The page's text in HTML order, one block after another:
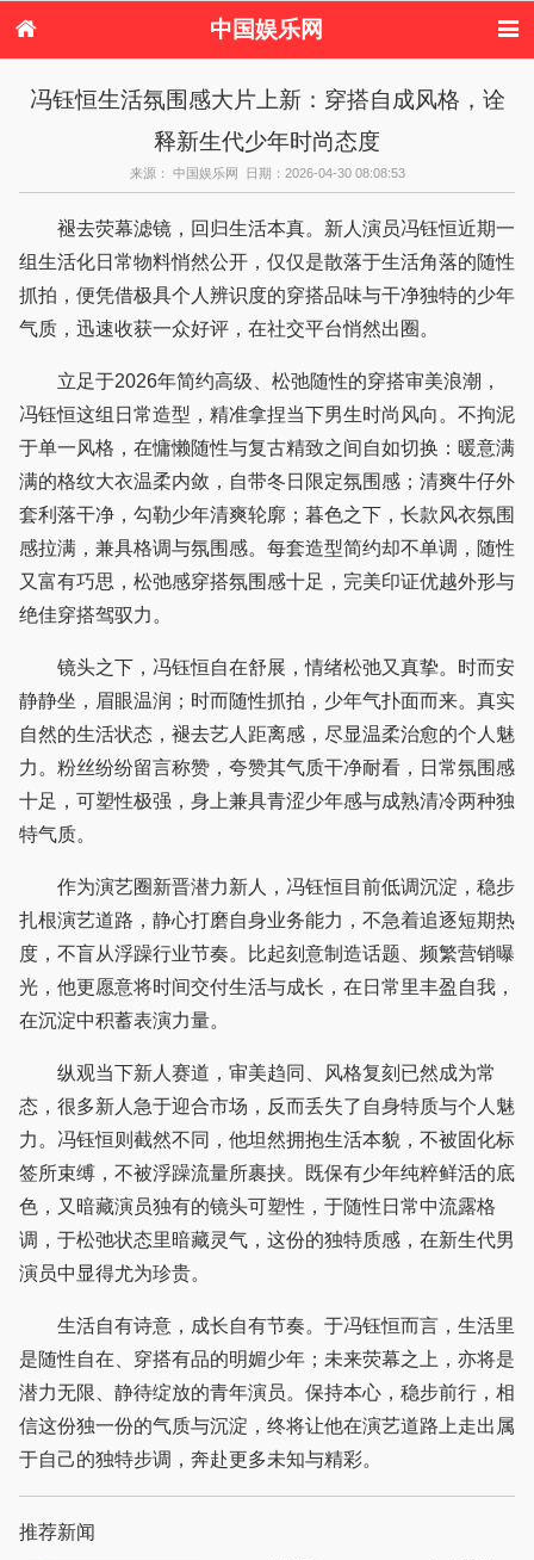
中国娱乐网
港台娱乐
日本娱乐 韩国娱乐
欧美娱乐
音乐新闻 影视新闻
港台明星八卦
日本韩国明星
欧美明星八卦
冯钰恒生活氛围感大片上新：穿搭自成风格，诠
释新生代少年时尚态度
来源： 中国娱乐网 日期：2026-04-30 08:08:53
褪去荧幕滤镜，回归生活本真。新人演员冯钰恒近期一
组生活化日常物料悄然公开，仅仅是散落于生活角落的随性
抓拍，便凭借极具个人辨识度的穿搭品味与干净独特的少年
气质，迅速收获一众好评，在社交平台悄然出圈。
立足于2026年简约高级、松弛随性的穿搭审美浪潮，
冯钰恒这组日常造型，精准拿捏当下男生时尚风向。不拘泥
于单一风格，在慵懒随性与复古精致之间自如切换：暖意满
满的格纹大衣温柔内敛，自带冬日限定氛围感；清爽牛仔外
套利落干净，勾勒少年清爽轮廓；暮色之下，长款风衣氛围
感拉满，兼具格调与氛围感。每套造型简约却不单调，随性
又富有巧思，松弛感穿搭氛围感十足，完美印证优越外形与
绝佳穿搭驾驭力。
镜头之下，冯钰恒自在舒展，情绪松弛又真挚。时而安
静静坐，眉眼温润；时而随性抓拍，少年气扑面而来。真实
自然的生活状态，褪去艺人距离感，尽显温柔治愈的个人魅
力。粉丝纷纷留言称赞，夸赞其气质干净耐看，日常氛围感
十足，可塑性极强，身上兼具青涩少年感与成熟清冷两种独
特气质。
作为演艺圈新晋潜力新人，冯钰恒目前低调沉淀，稳步
扎根演艺道路，静心打磨自身业务能力，不急着追逐短期热
度，不盲从浮躁行业节奏。比起刻意制造话题、频繁营销曝
光，他更愿意将时间交付生活与成长，在日常里丰盈自我，
在沉淀中积蓄表演力量。
纵观当下新人赛道，审美趋同、风格复刻已然成为常
态，很多新人急于迎合市场，反而丢失了自身特质与个人魅
力。冯钰恒则截然不同，他坦然拥抱生活本貌，不被固化标
签所束缚，不被浮躁流量所裹挟。既保有少年纯粹鲜活的底
色，又暗藏演员独有的镜头可塑性，于随性日常中流露格
调，于松弛状态里暗藏灵气，这份的独特质感，在新生代男
演员中显得尤为珍贵。
生活自有诗意，成长自有节奏。于冯钰恒而言，生活里
是随性自在、穿搭有品的明媚少年；未来荧幕之上，亦将是
潜力无限、静待绽放的青年演员。保持本心，稳步前行，相
信这份独一份的气质与沉淀，终将让他在演艺道路上走出属
于自己的独特步调，奔赴更多未知与精彩。
推荐新闻